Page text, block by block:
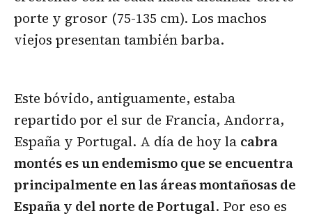
porte y grosor (75-135 cm). Los machos
viejos presentan también barba.
Este bóvido, antiguamente, estaba
repartido por el sur de Francia, Andorra,
España y Portugal. A día de hoy la cabra
montés es un endemismo que se encuentra
principalmente en las áreas montañosas de
España y del norte de Portugal. Por eso es